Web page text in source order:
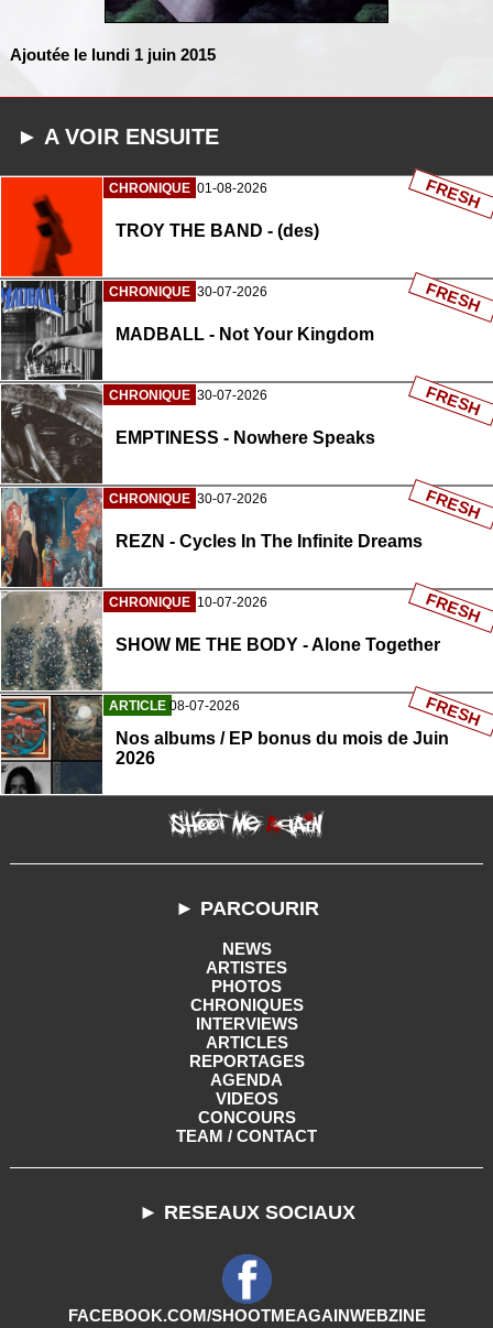
Ajoutée le lundi 1 juin 2015
► A VOIR ENSUITE
CHRONIQUE 01-08-2026
TROY THE BAND - (des)
FRESH
CHRONIQUE 30-07-2026
MADBALL - Not Your Kingdom
FRESH
CHRONIQUE 30-07-2026
EMPTINESS - Nowhere Speaks
FRESH
CHRONIQUE 30-07-2026
REZN - Cycles In The Infinite Dreams
FRESH
CHRONIQUE 10-07-2026
SHOW ME THE BODY - Alone Together
FRESH
ARTICLE 08-07-2026
Nos albums / EP bonus du mois de Juin
2026
FRESH
► PARCOURIR
NEWS
ARTISTES
PHOTOS
CHRONIQUES
INTERVIEWS
ARTICLES
REPORTAGES
AGENDA
VIDEOS
CONCOURS
TEAM / CONTACT
► RESEAUX SOCIAUX
FACEBOOK.COM/SHOOTMEAGAINWEBZINE